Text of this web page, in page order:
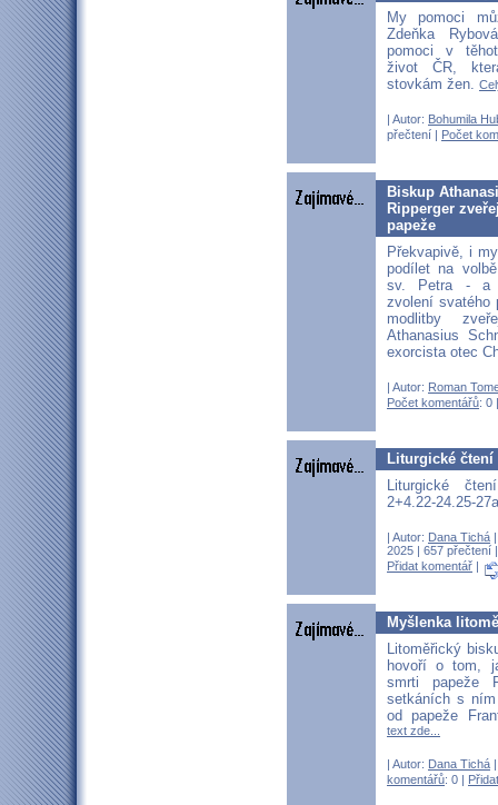
My pomoci
Zdeňka
pomoci v
život ČR,
stovkám žen.
| Autor: Bohumila
přečtení |
Počet
Biskup
Ripperger
papeže
Překvapivě, i
podílet na
sv. Petra - a
zvolení svatého
modlitby
Athanasius
exorcista otec
| Autor: Roman
Počet komentářů: 0
Liturgické čtení
Liturgické
2+4.22-24.25-
| Autor: Dana Tichá
2025 | 657 přečtení
Přidat komentář |
Myšlenka
Litoměřický
hovoří o tom,
smrti papeže
setkáních s
od papeže
text zde...
| Autor: Dana Tichá
komentářů: 0 |